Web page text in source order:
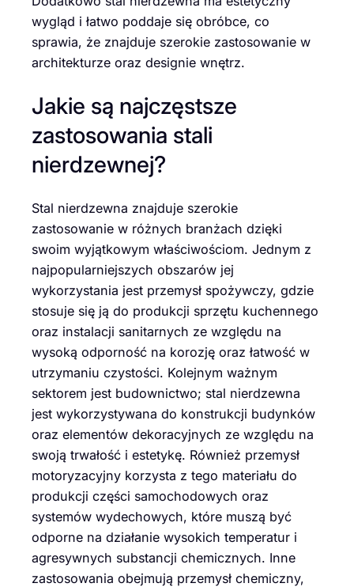
wygląd i łatwo poddaje się obróbce, co
sprawia, że znajduje szerokie zastosowanie w
architekturze oraz designie wnętrz.
Jakie są najczęstsze
zastosowania stali
nierdzewnej?
Stal nierdzewna znajduje szerokie
zastosowanie w różnych branżach dzięki
swoim wyjątkowym właściwościom. Jednym z
najpopularniejszych obszarów jej
wykorzystania jest przemysł spożywczy, gdzie
stosuje się ją do produkcji sprzętu kuchennego
oraz instalacji sanitarnych ze względu na
wysoką odporność na korozję oraz łatwość w
utrzymaniu czystości. Kolejnym ważnym
sektorem jest budownictwo; stal nierdzewna
jest wykorzystywana do konstrukcji budynków
oraz elementów dekoracyjnych ze względu na
swoją trwałość i estetykę. Również przemysł
motoryzacyjny korzysta z tego materiału do
produkcji części samochodowych oraz
systemów wydechowych, które muszą być
odporne na działanie wysokich temperatur i
agresywnych substancji chemicznych. Inne
zastosowania obejmują przemysł chemiczny,